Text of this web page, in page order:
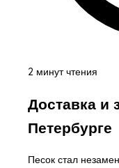
2 минут чтения
Доставка и
Петербурге
Песок стал